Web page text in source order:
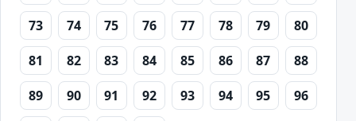
73
74 75 76 77 78 79
80
81
82 83 84 85 86 87
88
89
90 91 92 93 94 95
96